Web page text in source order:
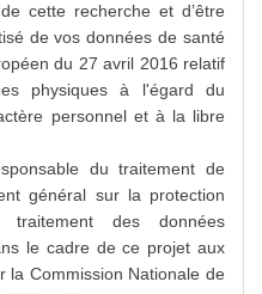
cette recherche et d’être
de vos données de santé
du 27 avril 2016 relatif
physiques à l'égard du
personnel et à la libre
du traitement de
général sur la protection
des données
le cadre de ce projet aux
la Commission Nationale de